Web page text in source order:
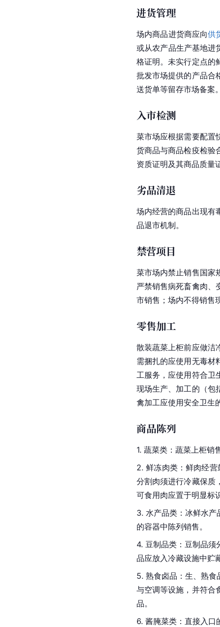
进货管理
场内商品进货商应向供
或从农产品生产基地进
格证明。未实行定点的
批发市场提供的产品合
送货单等留存市场备案
入市检测
菜市场应根据需要配置
货商品与商品检疫检验
资质证明及其商品质量
劣品清退
场内经营的商品出现有
品退市机制。
禁营项目
菜市场内禁止销售国家
严禁销售病死畜禽肉、
市销售；场内不得销售
零售加工
散装蔬菜上柜前应做洁
需捆扎的应使用无毒材
工服务，应使用符合卫
现场生产、加工的（包
禽加工应使用安全卫生
商品陈列
1. 蔬菜类：蔬菜上柜销
2. 鲜冻肉类：鲜肉经
分割肉须进行冷藏保质
可食用肉应置于明显标
3. 水产品类：冰鲜水
的容器中陈列销售。
4. 豆制品类：豆制品
品应放入冷藏设施中贮
5. 熟食卤品：生、熟
与空调等设施，并符合
品。
6. 酱腌菜类：直接入口